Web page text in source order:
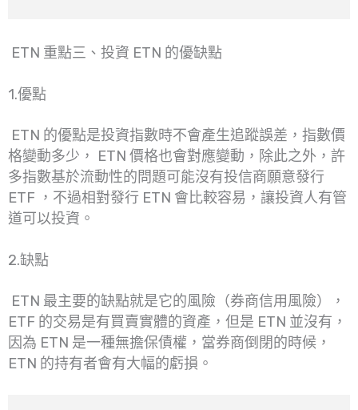
ETN 重點三、投資 ETN 的優缺點
1.優點
ETN 的優點是投資指數時不會產生追蹤誤差，指數價
格變動多少， ETN 價格也會對應變動，除此之外，許
多指數基於流動性的問題可能沒有投信商願意發行
ETF ，不過相對發行 ETN 會比較容易，讓投資人有管
道可以投資。
2.缺點
ETN 最主要的缺點就是它的風險（券商信用風險），
ETF 的交易是有買賣實體的資產，但是 ETN 並沒有，
因為 ETN 是一種無擔保債權，當券商倒閉的時候，
ETN 的持有者會有大幅的虧損。